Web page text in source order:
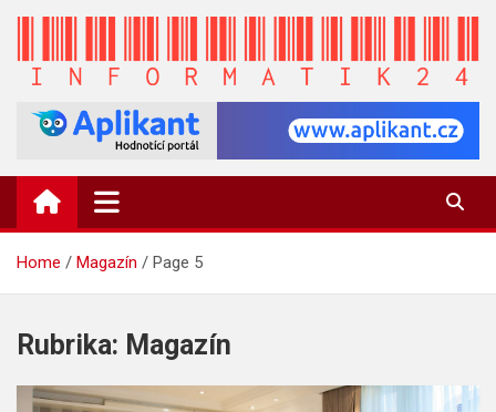
Skip
content
INFORMATIK24.CZ
Zpravodajství informací a novinky
Home Magazín Page 5
Rubrika: Magazín